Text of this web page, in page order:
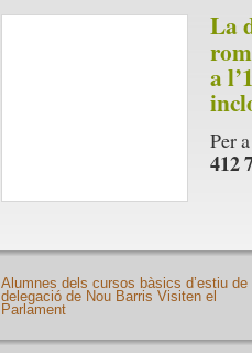
La
a
Per
412
Alumnes dels cursos bàsics d’estiu de
delegació de Nou Barris Visiten el
Parlament